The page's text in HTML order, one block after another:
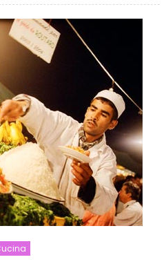
a
voi
il
bimby